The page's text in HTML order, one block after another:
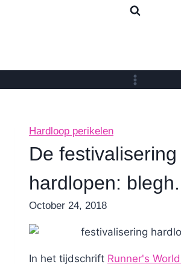
Hardloop perikelen
De festivalisering
hardlopen: blegh.
ByNicole
October 24, 2018
In het tijdschrift Runner's